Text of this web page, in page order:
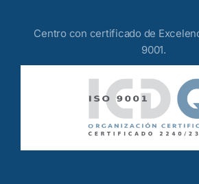
Centro con certificado de
9001.